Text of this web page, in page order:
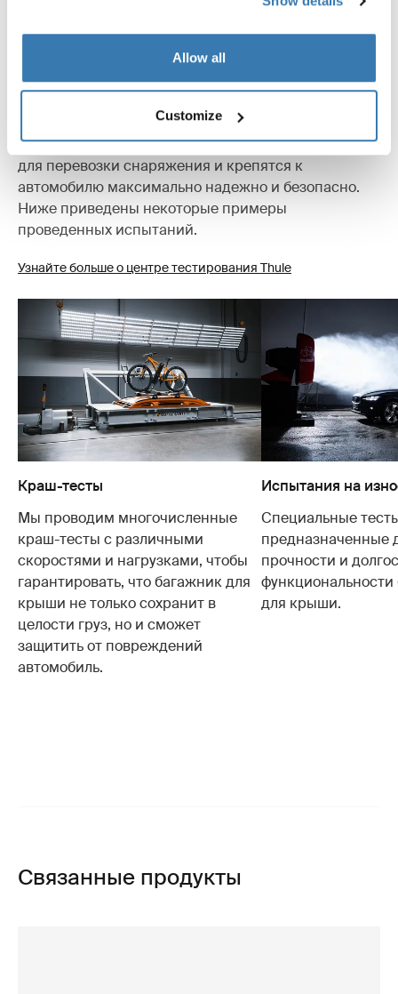
Allow all
Customize
Максимально протестировано
подвергаем наши изделия жесточайшим
испытаниям. Наши багажники для крыши служат
для перевозки снаряжения и крепятся к
автомобилю максимально надежно и безопасно.
Ниже приведены некоторые примеры
проведенных испытаний.
Узнайте больше о центре тестирования Thule
Краш-тесты
Мы проводим многочисленные
краш-тесты с различными
скоростями и нагрузками, чтобы
гарантировать, что багажник для
крыши не только сохранит в
целости груз, но и сможет
защитить от повреждений
автомобиль.
Испытания на
Специальные
предназначенные
прочности и
для крыши.
Связанные продукты